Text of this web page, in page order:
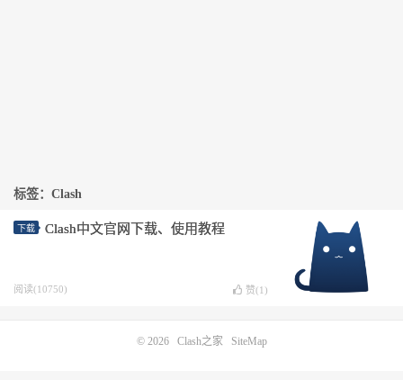
标签：Clash
下载 Clash中文官网下载、使用教程
阅读(10750) 赞(1 )
© 2026 Clash之家 SiteMap